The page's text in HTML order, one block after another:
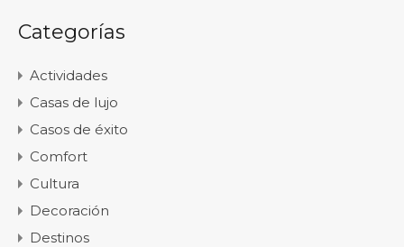
Categorías
Actividades
Casas de lujo
Casos de éxito
Comfort
Cultura
Decoración
Destinos